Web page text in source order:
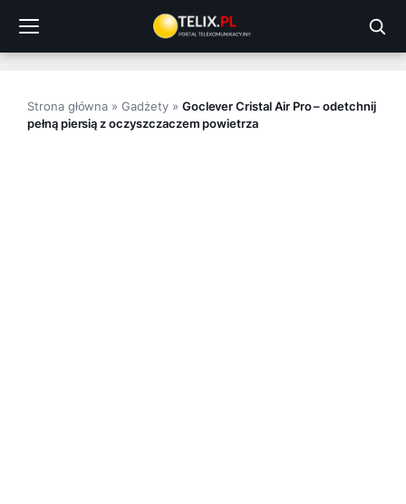
treści
Strona główna »Gadżety» Goclever Cristal Air Pro – odetchnij
pełną piersią z oczyszczaczem powietrza